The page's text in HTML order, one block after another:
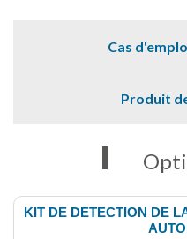
Cas
Produit
KIT DE DETECTION DE